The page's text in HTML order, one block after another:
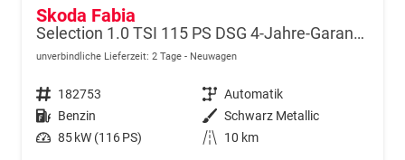
Skoda Fabia
Selection 1.0 TSI 115 PS DSG 4-Jahre-Garantie-AppleCarPlay-AndroidAuto-LED-2x PDC-Rückfahrkamera-Sitzheizung-DAB-Klima-Tempomat-Sofort
unverbindliche Lieferzeit: 2 Tage Neuwagen
Fahrzeugnr. 182753 Getriebe Automatik
Kraftstoff Benzin Außenfarbe Schwarz Metallic
Leistung 85 kW (116 PS) Kilometerstand 10 km